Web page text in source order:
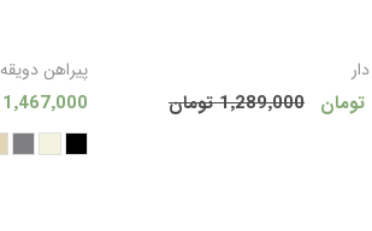
خرید 1٬289٬000 تومان
پیراهن دویقه
1٬467٬000 تومان